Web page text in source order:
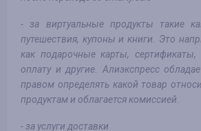
- за виртуальные продукты такие
путешествия, купоны и книги. Это
как подарочные карты,
оплату и другие. Алиэкспресс
правом определять какой товар
продуктам и облагается комиссией.
- за услуги доставки